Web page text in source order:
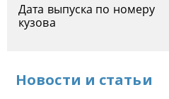
Дата выпуска по номеру
кузова
Новости и статьи